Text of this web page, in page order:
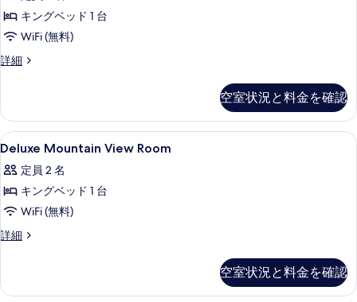
真
を
表
る
細
の
す
べ
写
真
を
表
示
す
キングベッド 1 台
WiFi (無料)
詳細
Deluxe
詳
細
空室状況と料金を確認
Deluxe
Mountain
View
Room
の
す
の
16
Deluxe Mountain View Room
定員 2 名
キングベッド 1 台
WiFi (無料)
詳細
Deluxe
の
空室状況と料金を確認